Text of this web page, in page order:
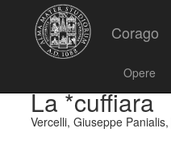
Corago
Opere
La *cuffiara
Vercelli, Giuseppe